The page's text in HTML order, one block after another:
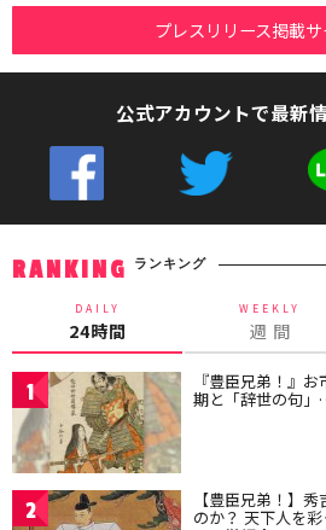
プレスリリース掲載
公式アカウントで最新
RANKING ランキング
DAILY
24時間
WEEKLY
週 間
1 『豊臣兄弟！』
期と「辞世の句
2 【豊臣兄弟！】
のか？ 天下人を